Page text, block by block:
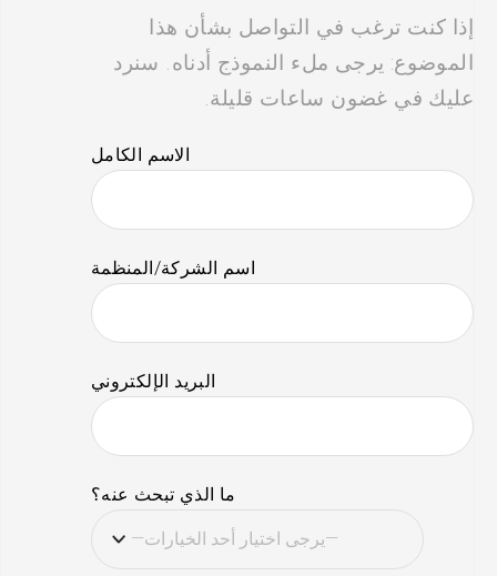
إذا كنت ترغب في التواصل بشأن هذا
الموضوع: يرجى ملء النموذج أدناه. سنرد
عليك في غضون ساعات قليلة.
الاسم الكامل
اسم الشركة/المنظمة
البريد الإلكتروني
ما الذي تبحث عنه؟